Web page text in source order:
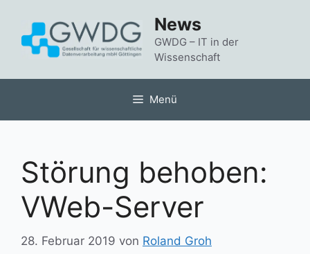
springen
News
GWDG – IT in der
Wissenschaft
Menü
Störung behoben:
VWeb-Server
28. Februar 2019 von Roland Groh